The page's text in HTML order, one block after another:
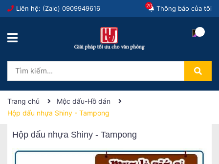
Liên hệ: (Zalo) 0909949616 Thông báo của tôi
20
Trang chủ
Mộc dấu-Hồ dán
Hộp dấu nhựa Shiny - Tampong
Hộp dấu nhựa Shiny - Tampong